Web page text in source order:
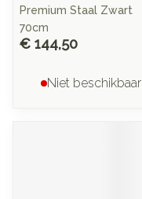
Premium Staal Zwart
70cm
€ 144,50
Niet beschikbaar